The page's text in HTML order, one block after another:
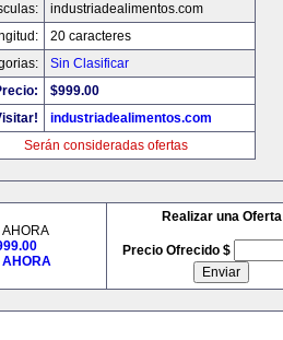
industriadealimentos.com
20 caracteres
Sin Clasificar
$999.00
industriadealimentos.com
Serán consideradas ofertas
Realizar una Oferta
Precio Ofrecido $